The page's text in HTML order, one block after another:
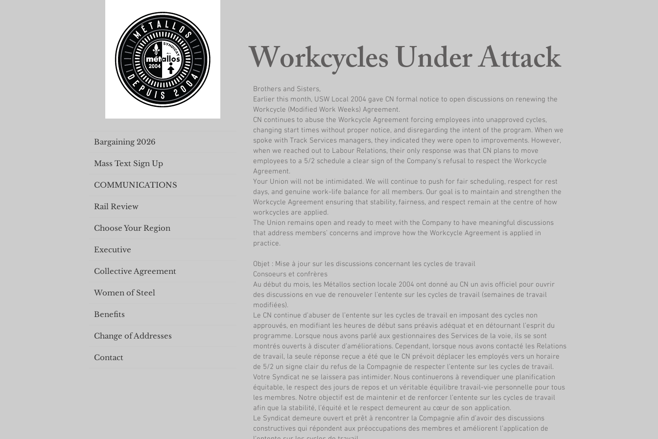
Workcycles Under Attack
Brothers and Sisters,
Earlier this month, USW Local 2004 gave CN formal notice to open discussions on renewing the
Workcycle (Modified Work Weeks) Agreement.
CN continues to abuse the Workcycle Agreement forcing employees into unapproved cycles,
changing start times without proper notice, and disregarding the intent of the program. When we
spoke with Track Services managers, they indicated they were open to improvements. However,
when we reached out to Labour Relations, their only response was that CN plans to move
employees to a 5/2 schedule a clear sign of the Company’s refusal to respect the Workcycle
Agreement.
Your Union will not be intimidated. We will continue to push for fair scheduling, respect for rest
days, and genuine work-life balance for all members. Our goal is to maintain and strengthen the
Workcycle Agreement ensuring that stability, fairness, and respect remain at the centre of how
workcycles are applied.
The Union remains open and ready to meet with the Company to have meaningful discussions
that address members’ concerns and improve how the Workcycle Agreement is applied in
practice.
Objet : Mise à jour sur les discussions concernant les cycles de travail
Consoeurs et confrères
Au début du mois, les Métallos section locale 2004 ont donné au CN un avis officiel pour ouvrir
des discussions en vue de renouveler l’entente sur les cycles de travail (semaines de travail
modifiées).
Le CN continue d’abuser de l’entente sur les cycles de travail en imposant des cycles non
approuvés, en modifiant les heures de début sans préavis adéquat et en détournant l’esprit du
programme. Lorsque nous avons parlé aux gestionnaires des Services de la voie, ils se sont
montrés ouverts à discuter d’améliorations. Cependant, lorsque nous avons contacté les Relations
de travail, la seule réponse reçue a été que le CN prévoit déplacer les employés vers un horaire
de 5/2 un signe clair du refus de la Compagnie de respecter l’entente sur les cycles de travail.
Votre Syndicat ne se laissera pas intimider. Nous continuerons à revendiquer une planification
équitable, le respect des jours de repos et un véritable équilibre travail-vie personnelle pour tous
les membres. Notre objectif est de maintenir et de renforcer l’entente sur les cycles de travail
afin que la stabilité, l’équité et le respect demeurent au cœur de son application.
Le Syndicat demeure ouvert et prêt à rencontrer la Compagnie afin d’avoir des discussions
constructives qui répondent aux préoccupations des membres et améliorent l’application de
Bargaining 2026
Mass Text Sign Up
COMMUNICATIONS
Rail Review
Choose Your Region
Executive
Collective Agreement
Women of Steel
Benefits
Change of Addresses
Contact